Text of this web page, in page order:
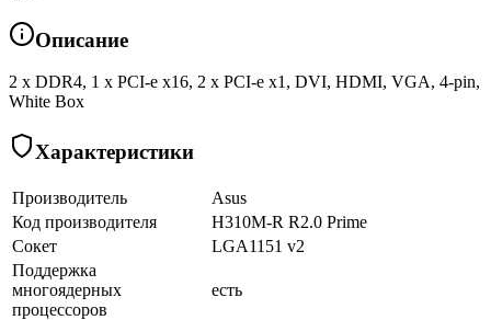
Описание
2 x DDR4, 1 x PCI-e x16, 2 x PCI-e x1, DVI, HDMI, VGA, 4-pin,
White Box
Характеристики
Производитель
Asus
Код производителя
H310M-R R2.0 Prime
Сокет
LGA1151 v2
Поддержка
многоядерных
процессоров
есть